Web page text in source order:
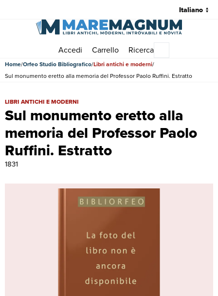
Accedi Carrello Ricerca
Home Orfeo Studio Bibliografico Libri antichi e moderni
Sul monumento eretto alla memoria del Professor Paolo Ruffini. Estratto
Sul monumento eretto alla
memoria del Professor Paolo
Ruffini. Estratto
Sul monumento eretto alla memoria del Professor Paolo Ruffini.
LIBRI ANTICHI E MODERNI
1831